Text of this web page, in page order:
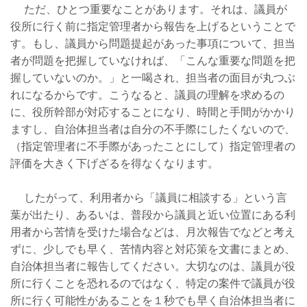
ただ、ひとつ重要なことがあります。それは、議員が
役所に行く前に指定管理者から報告を上げるということで
す。もし、議員から問題提起があった事項について、担当
者が問題を把握していなければ、「こんな重要な問題を把
握していないのか。」と一喝され、担当者の面目が丸つぶ
れになるからです。こうなると、議員の理解を求めるの
に、役所幹部が対応することになり、時間と手間がかかり
ますし、自治体担当者は自分の不手際にしたくないので、
（指定管理者に不手際があったことにして）指定管理者の
評価を大きく下げざるを得なくなります。
したがって、利用者から「議員に相談する」という言
葉が出たり、あるいは、普段から議員と近い位置にある利
用者から苦情を受けた場合などは、月次報告でなどと考え
ずに、少しでも早く、苦情内容と対応策を文書にまとめ、
自治体担当者に報告してください。大切なのは、議員が役
所に行くことを恐れるのではなく、特定の案件で議員が役
所に行く可能性があることを１秒でも早く自治体担当者に